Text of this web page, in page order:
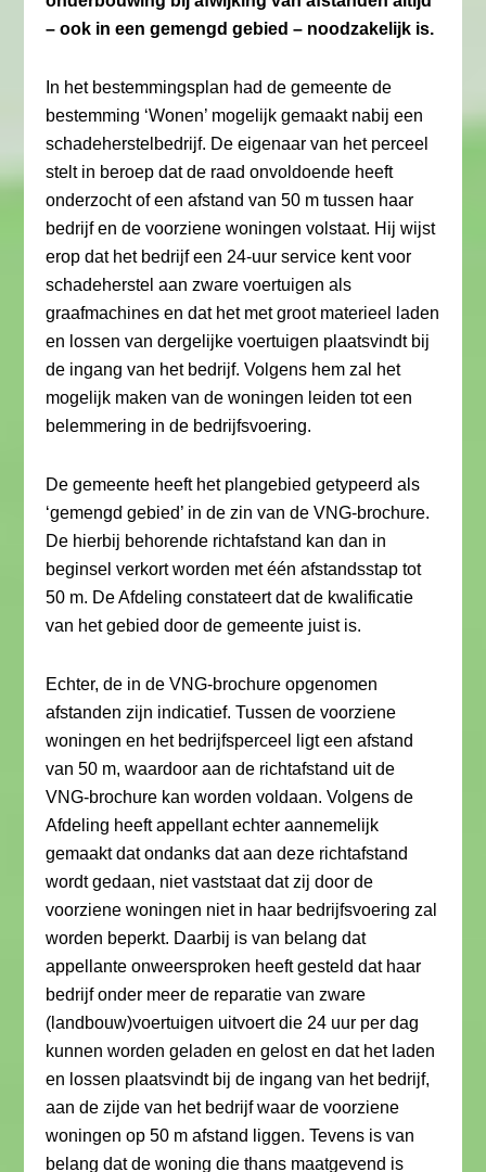
– ook in een gemengd gebied – noodzakelijk is.
In het bestemmingsplan had de gemeente de
bestemming ‘Wonen’ mogelijk gemaakt nabij een
schadeherstelbedrijf. De eigenaar van het perceel
stelt in beroep dat de raad onvoldoende heeft
onderzocht of een afstand van 50 m tussen haar
bedrijf en de voorziene woningen volstaat. Hij wijst
erop dat het bedrijf een 24-uur service kent voor
schadeherstel aan zware voertuigen als
graafmachines en dat het met groot materieel laden
en lossen van dergelijke voertuigen plaatsvindt bij
de ingang van het bedrijf. Volgens hem zal het
mogelijk maken van de woningen leiden tot een
belemmering in de bedrijfsvoering.
De gemeente heeft het plangebied getypeerd als
‘gemengd gebied’ in de zin van de VNG-brochure.
De hierbij behorende richtafstand kan dan in
beginsel verkort worden met één afstandsstap tot
50 m. De Afdeling constateert dat de kwalificatie
van het gebied door de gemeente juist is.
Echter, de in de VNG-brochure opgenomen
afstanden zijn indicatief. Tussen de voorziene
woningen en het bedrijfsperceel ligt een afstand
van 50 m, waardoor aan de richtafstand uit de
VNG-brochure kan worden voldaan. Volgens de
Afdeling heeft appellant echter aannemelijk
gemaakt dat ondanks dat aan deze richtafstand
wordt gedaan, niet vaststaat dat zij door de
voorziene woningen niet in haar bedrijfsvoering zal
worden beperkt. Daarbij is van belang dat
appellante onweersproken heeft gesteld dat haar
bedrijf onder meer de reparatie van zware
(landbouw)voertuigen uitvoert die 24 uur per dag
kunnen worden geladen en gelost en dat het laden
en lossen plaatsvindt bij de ingang van het bedrijf,
aan de zijde van het bedrijf waar de voorziene
woningen op 50 m afstand liggen. Tevens is van
belang dat de woning die thans maatgevend is